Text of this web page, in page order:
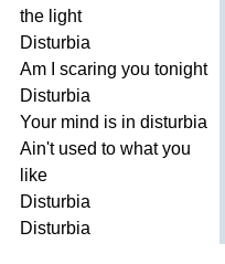
the light
Disturbia
Am
scaring you tonight
Disturbia
Your mind is in disturbia
Ain't used to what you
like
Disturbia
Disturbia